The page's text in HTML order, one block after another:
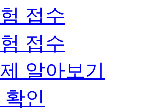
접수
접수
알아보기
인